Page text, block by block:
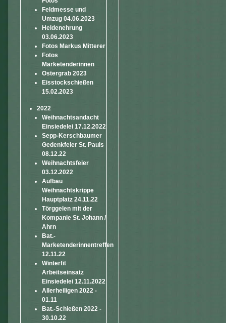
Feldmesse und
Umzug 04.06.2023
Heldenehrung
03.06.2023
Fotos Markus Mitterer
Fotos
Marketenderinnen
Ostergrab 2023
Eisstockschießen
15.02.2023
2022
Weihnachtsandacht
Einsiedelei 17.12.2022
Sepp-Kerschbaumer
Gedenkfeier St. Pauls
08.12.22
Weihnachtsfeier
03.12.2022
Aufbau
Weihnachtskrippe
Hauptplatz 24.11.22
Törggelen mit der
Kompanie St. Johann /
Ahrn
Bat.-
Marketenderinnentreffen
12.11.22
Winterfit
Arbeitseinsatz
Einsiedelei 12.11.2022
Allerheiligen 2022 -
01.11
Bat.-Schießen 2022 -
30.10.22